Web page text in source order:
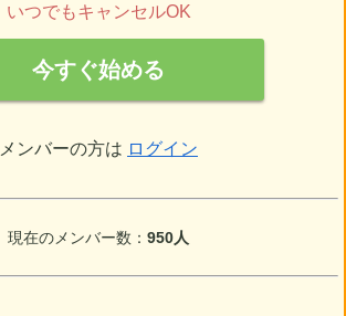
いつでもキャンセルOK
今すぐ始める
メンバーの方は ログイン
現在のメンバー数： 950人